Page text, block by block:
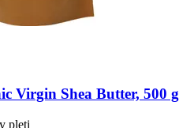
Virgin Shea Butter, 500 g
pleti